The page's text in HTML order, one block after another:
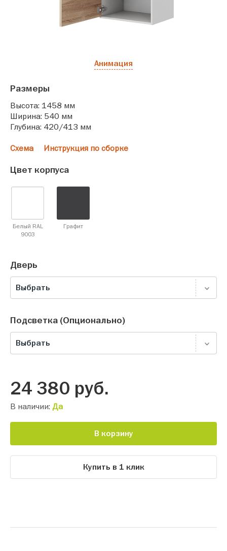
Анимация
Размеры
Высота: 1458 мм
Ширина: 540 мм
Глубина: 420/413 мм
Схема Инструкция по сборке
Цвет корпуса
Белый RAL
9003
Графит
Дверь
Выбрать
Подсветка (Опционально)
Выбрать
24 380 руб.
В наличии: Да
В корзину
Купить в 1 клик